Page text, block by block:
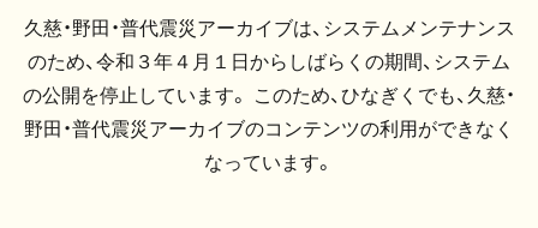
久慈・野田・普代震災アーカイブは、システムメンテナンス
のため、令和３年４月１日からしばらくの期間、システム
の公開を停止しています。 このため、ひなぎくでも、久慈・
野田・普代震災アーカイブのコンテンツの利用ができなく
なっています。